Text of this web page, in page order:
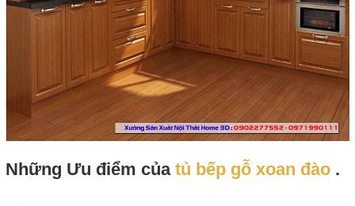
Những Ưu điểm của tủ bếp gỗ xoan đào .